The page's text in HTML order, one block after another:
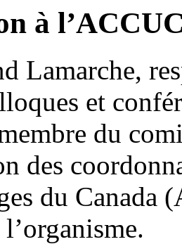
à
Lamarche,
et
du
des
du Canada